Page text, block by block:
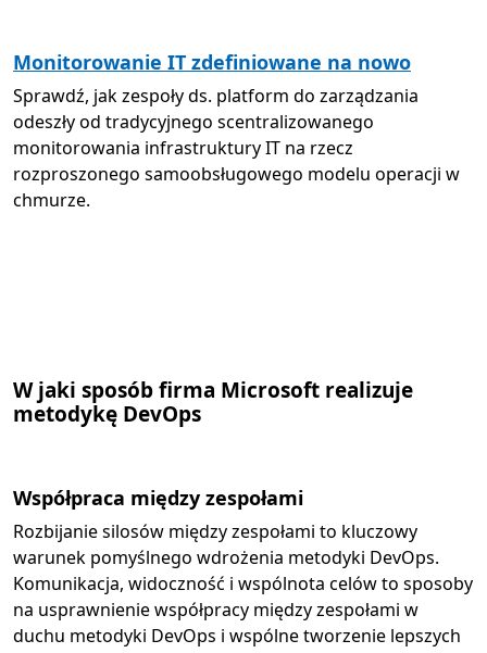
Monitorowanie IT zdefiniowane na nowo
Sprawdź, jak zespoły ds. platform do zarządzania
odeszły od tradycyjnego scentralizowanego
monitorowania infrastruktury IT na rzecz
rozproszonego samoobsługowego modelu operacji w
chmurze.
W jaki sposób firma Microsoft realizuje
metodykę DevOps
Współpraca między zespołami
Rozbijanie silosów między zespołami to kluczowy
warunek pomyślnego wdrożenia metodyki DevOps.
Komunikacja, widoczność i wspólnota celów to sposoby
na usprawnienie współpracy między zespołami w
duchu metodyki DevOps i wspólne tworzenie lepszych